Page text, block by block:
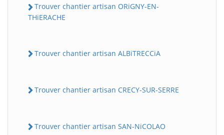
Trouver chantier artisan ORiGNY-EN-
THiERACHE
Trouver chantier artisan ALBiTRECCiA
Trouver chantier artisan CRECY-SUR-SERRE
Trouver chantier artisan SAN-NiCOLAO